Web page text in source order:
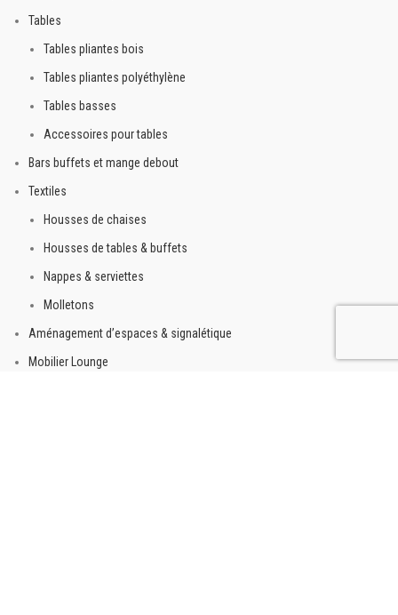
Tables
Tables pliantes bois
Tables pliantes polyéthylène
Tables basses
Accessoires pour tables
Bars buffets et mange debout
Textiles
Housses de chaises
Housses de tables & buffets
Nappes & serviettes
Molletons
Aménagement d’espaces & signalétique
Mobilier Lounge